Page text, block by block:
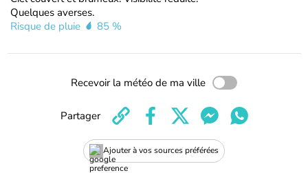
Quelques averses.
Risque de pluie
85 %
Recevoir la météo de ma ville
Ajouter à vos sources préférées
Partager